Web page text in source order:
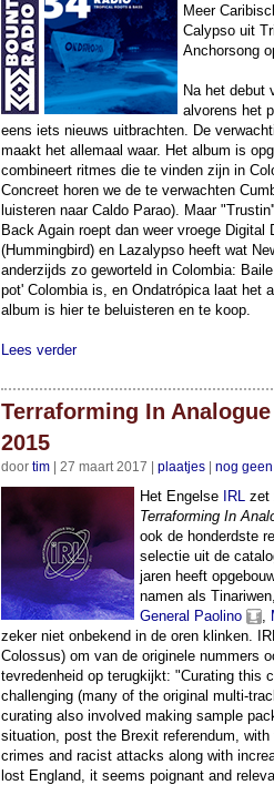
Meer
Calypso uit
Anchorsong
Na het debut
alvorens het
eens iets nieuws uitbrachten. De
maakt het allemaal waar. Het album is
combineert ritmes die te vinden zijn in
Concreet horen we de te verwachten
luisteren naar Caldo Parao). Maar
Back Again roept dan weer vroege
(Hummingbird) en Lazalypso heeft wat
anderzijds zo geworteld in Colombia:
pot' Colombia is, en Ondatrópica laat het
album is hier te beluisteren en te koop.
Lees verder
Terraforming In
2015
door tim | 27 maart 2017 | plaatjes nog
Het Engelse IRL zet
Terraforming In
ook de honderdste
selectie uit de
jaren heeft
namen als Tinariwen,
General Paolino
,
zeker niet onbekend in de oren klinken.
Colossus) om van de originele nummers
tevredenheid op terugkijkt: "Curating this
challenging (many of the original multi-
curating also involved making sample
situation, post the Brexit referendum,
crimes and racist attacks along with
lost England, it seems poignant and